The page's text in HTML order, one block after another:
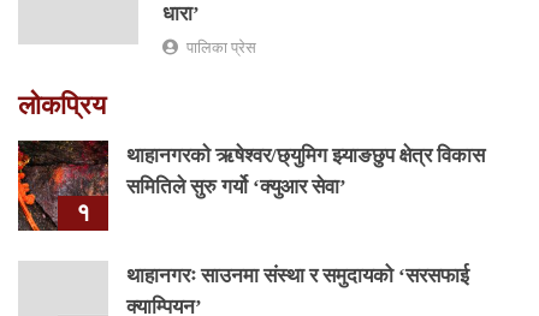
धारा’
पालिका प्रेस
लोकप्रिय
१
थाहानगरकाे ऋषेश्वर/छ्युमिग झ्याङछुप क्षेत्र विकास
समितिले सुरु गर्यो ‘क्युआर सेवा’
थाहानगरः साउनमा संस्था र समुदायको ‘सरसफाई
क्याम्पियन’